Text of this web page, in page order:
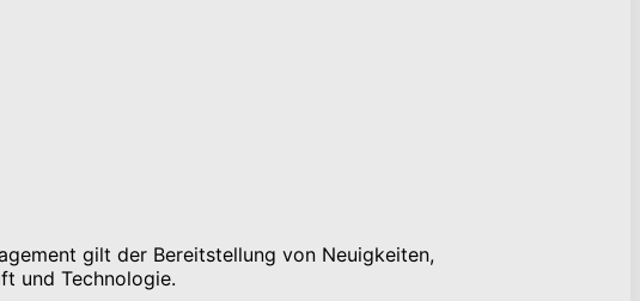
gilt der Bereitstellung von Neuigkeiten,
und Technologie.